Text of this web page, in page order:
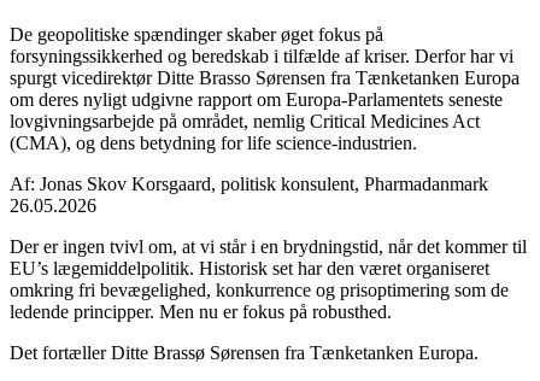
De geopolitiske spændinger skaber øget fokus på
forsyningssikkerhed og beredskab i tilfælde af kriser. Derfor har vi
spurgt vicedirektør Ditte Brasso Sørensen fra Tænketanken Europa
om deres nyligt udgivne rapport om Europa-Parlamentets seneste
lovgivningsarbejde på området, nemlig Critical Medicines Act
(CMA), og dens betydning for life science-industrien.
Af: Jonas Skov Korsgaard, politisk konsulent, Pharmadanmark
26.05.2026
Der er ingen tvivl om, at vi står i en brydningstid, når det kommer til
EU’s lægemiddelpolitik. Historisk set har den været organiseret
omkring fri bevægelighed, konkurrence og prisoptimering som de
ledende principper. Men nu er fokus på robusthed.
Det fortæller Ditte Brassø Sørensen fra Tænketanken Europa.